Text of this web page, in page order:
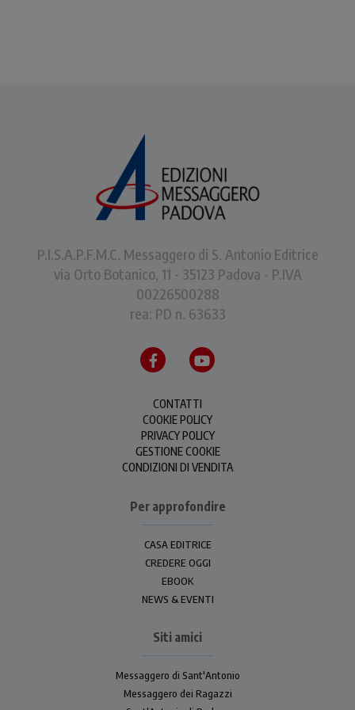
P.I.S.A.P.F.M.C. Messaggero di S. Antonio Editrice
via Orto Botanico, 11 - 35123 Padova - P.IVA
00226500288
rea: PD n. 63633
CONTATTI
COOKIE POLICY
PRIVACY POLICY
GESTIONE COOKIE
CONDIZIONI DI VENDITA
Per approfondire
CASA EDITRICE
CREDERE OGGI
EBOOK
NEWS & EVENTI
Siti amici
Messaggero di Sant'Antonio
Messaggero dei Ragazzi